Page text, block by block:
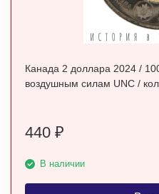
Канада 2 доллара 2024 /
воздушным
440 ₽
В наличии